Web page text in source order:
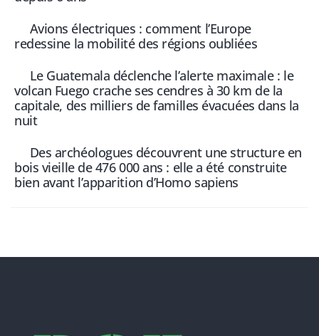
Avions électriques : comment l’Europe
redessine la mobilité des régions oubliées
Le Guatemala déclenche l’alerte maximale : le
volcan Fuego crache ses cendres à 30 km de la
capitale, des milliers de familles évacuées dans la
nuit
Des archéologues découvrent une structure en
bois vieille de 476 000 ans : elle a été construite
bien avant l’apparition d’Homo sapiens